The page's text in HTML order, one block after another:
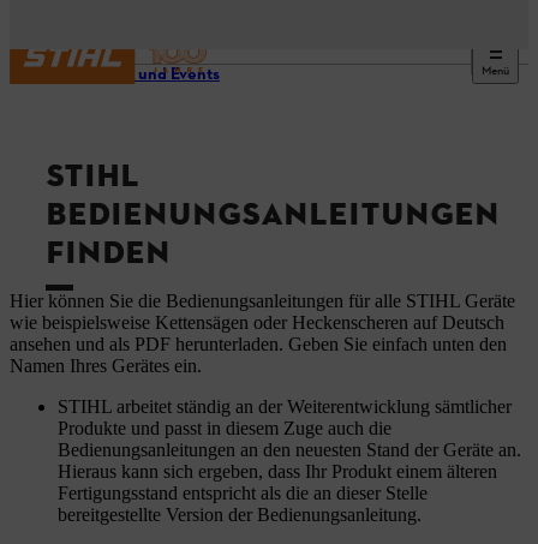
Menü
Service und Events
STIHL
BEDIENUNGSANLEITUNGEN
FINDEN
Hier können Sie die Bedienungsanleitungen für alle STIHL Geräte
wie beispielsweise Kettensägen oder Heckenscheren auf Deutsch
ansehen und als PDF herunterladen. Geben Sie einfach unten den
Namen Ihres Gerätes ein.
STIHL arbeitet ständig an der Weiterentwicklung sämtlicher
Produkte und passt in diesem Zuge auch die
Bedienungsanleitungen an den neuesten Stand der Geräte an.
Hieraus kann sich ergeben, dass Ihr Produkt einem älteren
Fertigungsstand entspricht als die an dieser Stelle
bereitgestellte Version der Bedienungsanleitung.